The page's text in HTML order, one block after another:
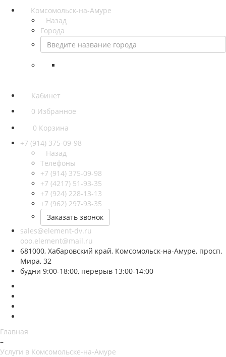
Комсомольск-на-Амуре
Назад
Города
Кабинет
0 Избранное
0 Корзина
+7 (914) 375-09-98
Назад
Телефоны
+7 (914) 375-09-98
+7 (4217) 51-93-35
+7 (924) 228-13-13
+7 (962) 297-93-35
Заказать звонок
sales@element-dv.ru
ooo.element@mail.ru
681000, Хабаровский край, Комсомольск-на-Амуре, просп.
Мира, 32
будни 9:00-18:00, перерыв 13:00-14:00
Главная
–
Услуги в Комсомольске-на-Амуре